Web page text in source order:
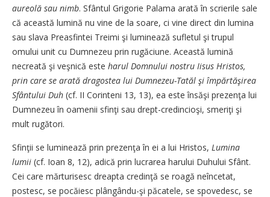
aureolă sau nimb. Sfântul Grigorie Palama arată în scrierile sale
că această lumină nu vine de la soare, ci vine direct din lumina
sau slava Preasfintei Treimi şi luminează sufletul şi trupul
omului unit cu Dumnezeu prin rugăciune. Această lumină
necreată şi veşnică este harul Domnului nostru Iisus Hristos,
prin care se arată dragostea lui Dumnezeu-Tatăl şi împărtăşirea
Sfântului Duh (cf. II Corinteni 13, 13), ea este însăşi prezenţa lui
Dumnezeu în oamenii sfinţi sau drept-credincioşi, smeriţi şi
mult rugători.
Sfinţii se luminează prin prezenţa în ei a lui Hristos, Lumina
lumii (cf. Ioan 8, 12), adică prin lucrarea harului Duhului Sfânt.
Cei care mărturisesc dreapta credinţă se roagă neîncetat,
postesc, se pocăiesc plângându-şi păcatele, se spovedesc, se